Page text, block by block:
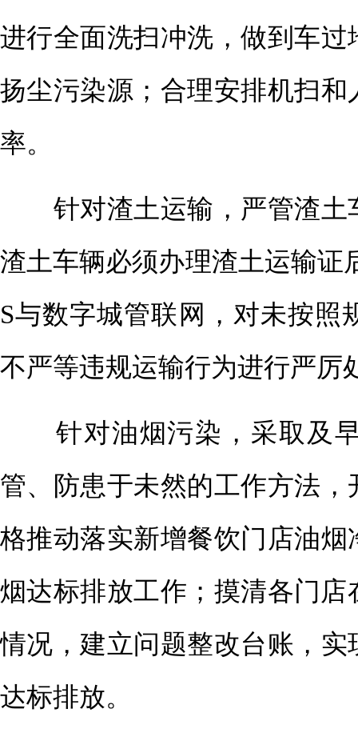
进行全面洗扫冲洗，做到车
扬尘污染源；合理安排机扫
率。
针对渣土运输，严管渣土
渣土车辆必须办理渣土运输证
S与数字城管联网，对未按照
不严等违规运输行为进行严厉
针对油烟污染，采取及早
管、防患于未然的工作方法
格推动落实新增餐饮门店油
烟达标排放工作；摸清各门
情况，建立问题整改台账，
达标排放。